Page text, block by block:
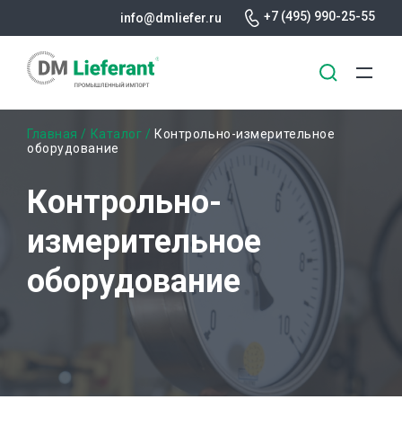
содержанию
info@dmliefer.ru +7 (495) 990-25-55
Строка
Главная Каталог
Контрольно-измерительное
оборудование
Контрольно-
измерительное
оборудование